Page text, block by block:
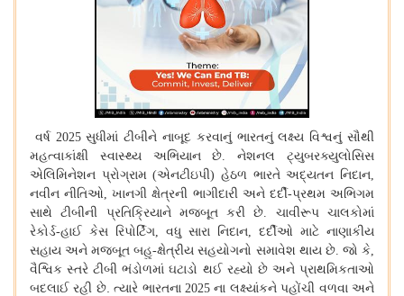
વર્ષ 2025સુધીમાં ટીબીને નાબૂદ કરવાનું ભારતનું લક્ષ્ય વિશ્વનું સૌથી
મહત્વાકાંક્ષી સ્વાસ્થ્ય અભિયાન છે .નેશનલ ટ્યુબરક્યુલોસિસ
એલિમિનેશન પ્રોગ્રામ(એનટીઇપી) હેઠળ ભારતે અદ્યતન નિદાન
નવીન નીતિઓ ,ખાનગી ક્ષેત્રની ભાગીદારી અને દર્દી-પ્રથમ અભિગમ
સાથે ટીબીની પ્રતિક્રિયાને મજબૂત કરી છે
ચાવીરૂપ ચાલકોમાં
રેકોર્ડ-હાઈ કેસ રિપોર્ટિંગ વધુ સારા નિદાન
દર્દીઓ માટે નાણાકીય
સહાય અને મજબૂત બહુ-ક્ષેત્રીય સહયોગનો સમાવેશ થાય છે. જો કે
વૈશ્વિક સ્તરે ટીબી ભંડોળમાં ઘટાડો થઈ રહ્યો છે અને પ્રાથમિકતાઓ
બદલાઈ રહી છે. ત્યારે ભારતના 2025ના લક્ષ્યાંકને પહોંચી વળવા અને